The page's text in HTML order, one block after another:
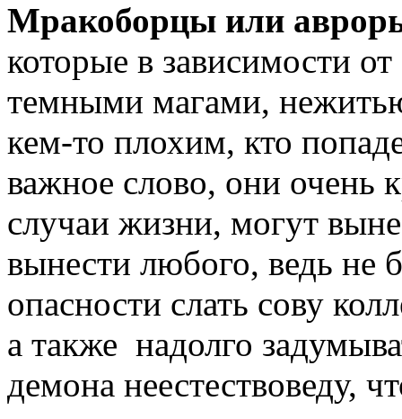
Мракоборцы или
которые в зависимости
темными магами,
кем-то плохим, кто
важное слово, они очень
случаи жизни, могут
вынести любого, ведь не
опасности слать сову
а также надолго
демона неестествоведу,